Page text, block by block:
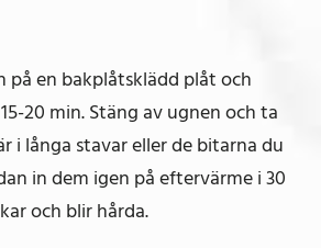
på en bakplåtsklädd plåt och
20 min. Stäng av ugnen och ta
i långa stavar eller de bitarna du
in dem igen på eftervärme i 30
och blir hårda.